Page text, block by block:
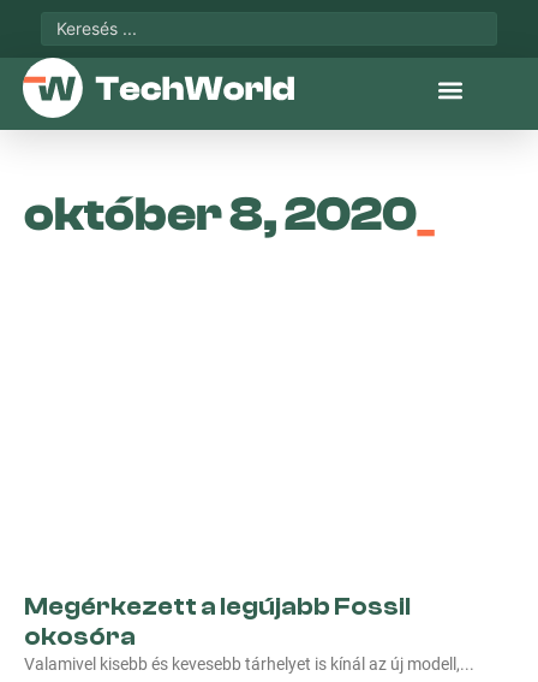
október 8, 2020
Megérkezett a legújabb Fossil
okosóra
Valamivel kisebb és kevesebb tárhelyet is kínál az új modell,